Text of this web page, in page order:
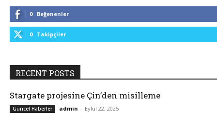
0 Beğenenler
0 Takipçiler
RECENT POSTS
Stargate projesine Çin’den misilleme
Güncel Haberler admin - Eylül 22, 2025